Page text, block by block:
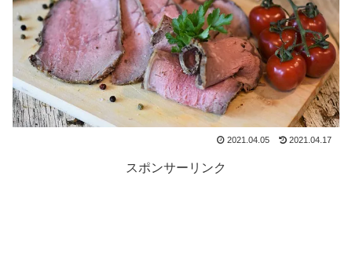
2021.04.05 2021.04.17
スポンサーリンク